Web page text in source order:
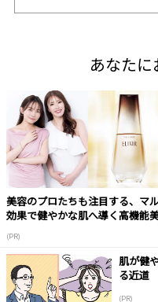
あなた
美容のプロたちも注目する、マ
効果で健やかな肌へ導く高機能
(PR)
肌が健
る近道
(PR)